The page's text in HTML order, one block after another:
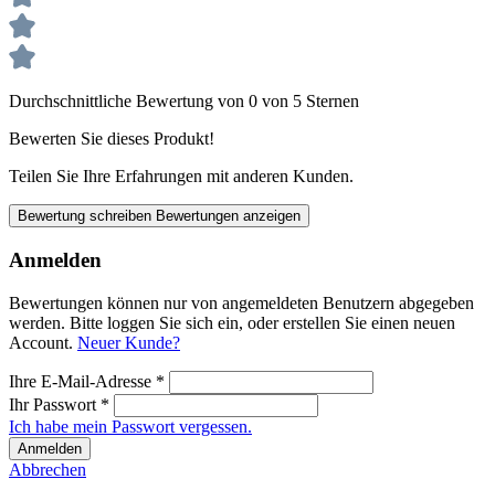
Durchschnittliche Bewertung von 0 von 5 Sternen
Bewerten Sie dieses Produkt!
Teilen Sie Ihre Erfahrungen mit anderen Kunden.
Bewertung schreiben Bewertungen anzeigen
Anmelden
Bewertungen können nur von angemeldeten Benutzern abgegeben
werden. Bitte loggen Sie sich ein, oder erstellen Sie einen neuen
Account. Neuer Kunde?
Ihre E-Mail-Adresse *
Ihr Passwort *
Ich habe mein Passwort vergessen.
Anmelden
Abbrechen